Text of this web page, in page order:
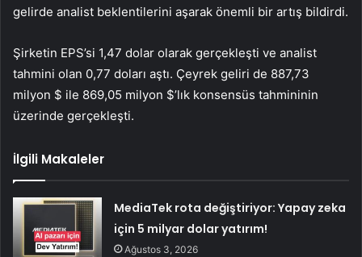
gelirde analist beklentilerini aşarak önemli bir artış bildirdi.
Şirketin EPS’si 1,47 dolar olarak gerçekleşti ve analist
tahmini olan 0,77 doları aştı. Çeyrek geliri de 887,73
milyon $ ile 869,05 milyon $’lık konsensüs tahmininin
üzerinde gerçekleşti.
İlgili Makaleler
MediaTek rota değiştiriyor: Yapay zeka
için 5 milyar dolar yatırım!
Ağustos 3, 2026